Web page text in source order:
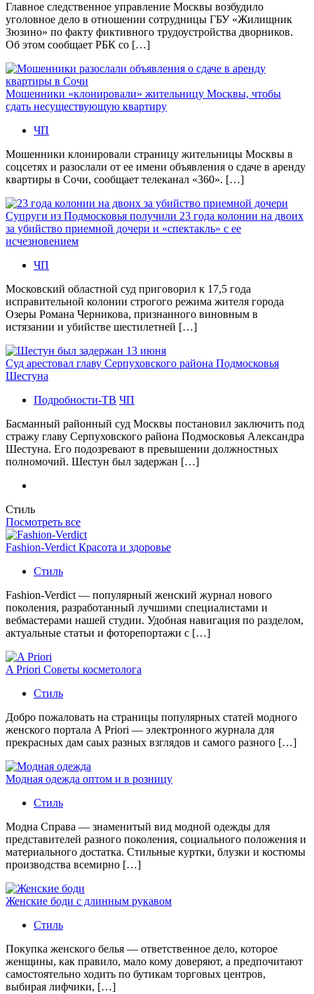
Главное следственное управление Москвы возбудило
уголовное дело в отношении сотрудницы ГБУ «Жилищник
Зюзино» по факту фиктивного трудоустройства дворников.
Об этом сообщает РБК со […]
Мошенники «клонировали» жительницу Москвы, чтобы
сдать несуществующую квартиру
ЧП
Мошенники клонировали страницу жительницы Москвы в
соцсетях и разослали от ее имени объявления о сдаче в аренду
квартиры в Сочи, сообщает телеканал «360». […]
Супруги из Подмосковья получили 23 года колонии на двоих
за убийство приемной дочери и «спектакль» с ее
исчезновением
ЧП
Московский областной суд приговорил к 17,5 года
исправительной колонии строгого режима жителя города
Озеры Романа Черникова, признанного виновным в
истязании и убийстве шестилетней […]
Суд арестовал главу Серпуховского района Подмосковья
Шестуна
Подробности-ТВ ЧП
Басманный районный суд Москвы постановил заключить под
стражу главу Серпуховского района Подмосковья Александра
Шестуна. Его подозревают в превышении должностных
полномочий. Шестун был задержан […]
Стиль
Посмотреть все
Fashion-Verdict Красота и здоровье
Стиль
Fashion-Verdict — популярный женский журнал нового
поколения, разработанный лучшими специалистами и
вебмастерами нашей студии. Удобная навигация по разделом,
актуальные статьи и фоторепортажи с […]
A Priori Советы косметолога
Стиль
Добро пожаловать на страницы популярных статей модного
женского портала A Priori — электронного журнала для
прекрасных дам саых разных взглядов и самого разного […]
Модная одежда оптом и в розницу
Стиль
Модна Справа — знаменитый вид модной одежды для
представителей разного поколения, социального положения и
материального достатка. Стильные куртки, блузки и костюмы
производства всемирно […]
Женские боди с длинным рукавом
Стиль
Покупка женского белья — ответственное дело, которое
женщины, как правило, мало кому доверяют, а предпочитают
самостоятельно ходить по бутикам торговых центров,
выбирая лифчики, […]